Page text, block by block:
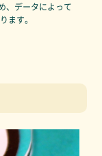
、データによって
ます。